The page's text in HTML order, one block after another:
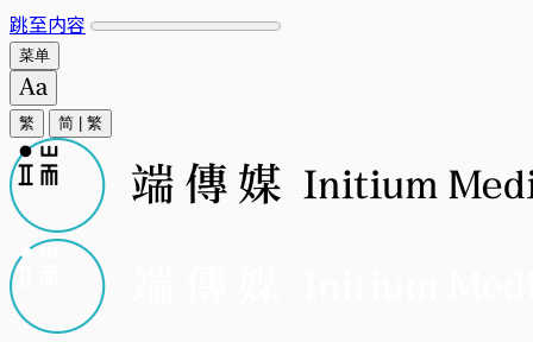
跳至内容
菜单
繁 简 繁